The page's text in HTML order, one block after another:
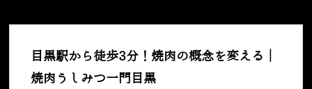
目黒駅から徒歩3分！焼肉の概念を変える｜
焼肉うしみつ一門目黒